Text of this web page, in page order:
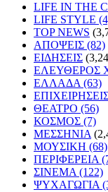
LIFE IN THE
LIFE STYLE
TOP NEWS
ΑΠΟΨΕΙΣ (82)
ΕΙΔΗΣΕΙΣ
ΕΛΕΥΘΕΡΟΣ
ΕΛΛΑΔΑ (63)
ΘΕΑΤΡΟ (56)
ΚΟΣΜΟΣ (7)
ΜΕΣΣΗΝΙΑ
ΜΟΥΣΙΚΗ (68)
ΠΕΡΙΦΕΡΕΙΑ
ΣΙΝΕΜΑ (122)
ΨΥΧΑΓΩΓΙΑ